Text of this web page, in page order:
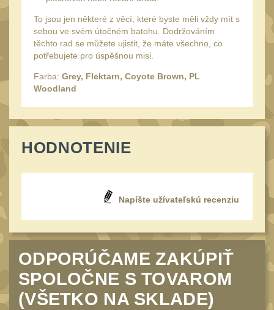
baterie2
Svítilny pro 18650
baterie5
Svítilny pro
CR123A/16340 Li-Ion
Kapesní svítilny4
Svietidlá s magnetom
Laserové značkovače
Adaptér pro nabíječku8
Akumulátory a baterie
18650
14500 / AA / AAA4
To jsou jen některé z věcí, které byste měli vždy mít s
sebou ve svém útočném batohu. Dodržováním
těchto rad se můžete ujistit, že máte všechno, co
potřebujete pro úspěšnou misi.
Farba: Grey, Flektarn, Coyote Brown, PL
Woodland
HODNOTENIE
Napíšte užívateľskú recenziu
ODPORÚČAME ZAKÚPIŤ
SPOLOČNE S TOVAROM
(VŠETKO NA SKLADE)